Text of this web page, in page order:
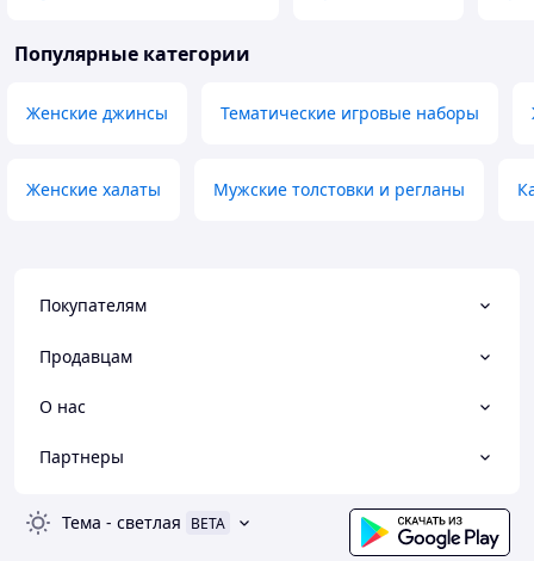
Популярные категории
Женские джинсы Тематические игровые наборы
Женские халаты Мужские толстовки и регланы
Покупателям
Продавцам
О нас
Партнеры
Тема - светлая BETA